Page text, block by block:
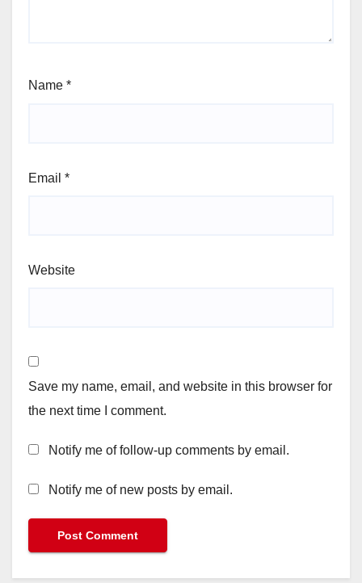
Name *
Email *
Website
Save my name, email, and website in this browser for
the next time I comment.
Notify me of follow-up comments by email.
Notify me of new posts by email.